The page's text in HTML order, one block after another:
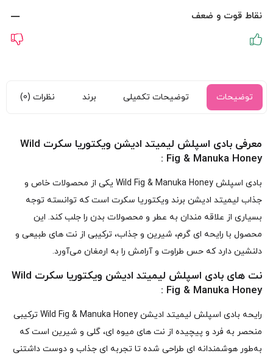
نقاط قوت و ضعف
توضیحات توضیحات تکمیلی برند نظرات (0)
معرفی بادی اسپلش لیمیتد ادیشن ویکتوریا سکرت Wild
Fig & Manuka Honey :
بادی اسپلش Wild Fig & Manuka Honey یکی از محصولات خاص و
جذاب لیمیتد ادیشن برند ویکتوریا سکرت است که توانسته توجه
بسیاری از علاقه‌ مندان به عطر و محصولات بدن را جلب کند. این
محصول با رایحه‌ ای گرم، شیرین و جذاب، ترکیبی از نت‌ های طبیعی و
دلنشین دارد که حس طراوت و آرامش را به ارمغان می‌آورد.
نت‌ های بادی اسپلش لیمیتد ادیشن ویکتوریا سکرت Wild
Fig & Manuka Honey :
رایحه‌ بادی اسپلش لیمیتد ادیشن Wild Fig & Manuka Honey ترکیبی
منحصر به‌ فرد و پیچیده از نت‌ های میوه‌ ای، گلی و شیرین است که
به‌طور هوشمندانه‌ ای طراحی شده تا تجربه‌ ای جذاب و دوست‌ داشتنی